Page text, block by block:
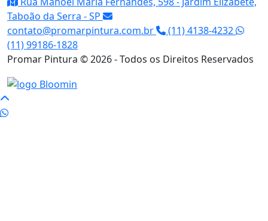
Taboão da Serra - SP
contato@promarpintura.com.br
(11) 4138-4232
(11) 99186-1828
Promar Pintura © 2026 - Todos os Direitos Reservados